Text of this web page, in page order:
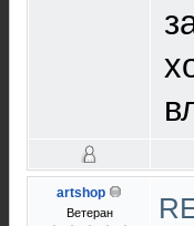
artshop
Ветеран